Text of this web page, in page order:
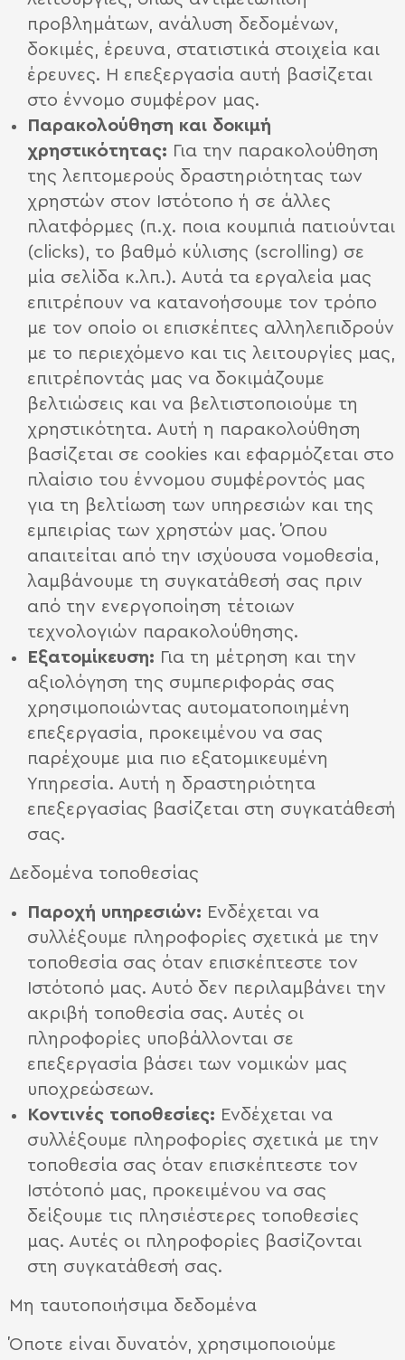
προβλημάτων, ανάλυση δεδομένων,
δοκιμές, έρευνα, στατιστικά στοιχεία και
έρευνες. Η επεξεργασία αυτή βασίζεται
στο έννομο συμφέρον μας.
Παρακολούθηση και δοκιμή
χρηστικότητας: Για την παρακολούθηση
της λεπτομερούς δραστηριότητας των
χρηστών στον Ιστότοπο ή σε άλλες
πλατφόρμες (π.χ. ποια κουμπιά πατιούνται
(clicks), το βαθμό κύλισης (scrolling) σε
μία σελίδα κ.λπ.). Αυτά τα εργαλεία μας
επιτρέπουν να κατανοήσουμε τον τρόπο
με τον οποίο οι επισκέπτες αλληλεπιδρούν
με το περιεχόμενο και τις λειτουργίες μας,
επιτρέποντάς μας να δοκιμάζουμε
βελτιώσεις και να βελτιστοποιούμε τη
χρηστικότητα. Αυτή η παρακολούθηση
βασίζεται σε cookies και εφαρμόζεται στο
πλαίσιο του έννομου συμφέροντός μας
για τη βελτίωση των υπηρεσιών και της
εμπειρίας των χρηστών μας. Όπου
απαιτείται από την ισχύουσα νομοθεσία,
λαμβάνουμε τη συγκατάθεσή σας πριν
από την ενεργοποίηση τέτοιων
τεχνολογιών παρακολούθησης.
Εξατομίκευση: Για τη μέτρηση και την
αξιολόγηση της συμπεριφοράς σας
χρησιμοποιώντας αυτοματοποιημένη
επεξεργασία, προκειμένου να σας
παρέχουμε μια πιο εξατομικευμένη
Υπηρεσία. Αυτή η δραστηριότητα
επεξεργασίας βασίζεται στη συγκατάθεσή
σας.
Δεδομένα τοποθεσίας
Παροχή υπηρεσιών: Ενδέχεται να
συλλέξουμε πληροφορίες σχετικά με την
τοποθεσία σας όταν επισκέπτεστε τον
Ιστότοπό μας. Αυτό δεν περιλαμβάνει την
ακριβή τοποθεσία σας. Αυτές οι
πληροφορίες υποβάλλονται σε
επεξεργασία βάσει των νομικών μας
υποχρεώσεων.
Κοντινές τοποθεσίες: Ενδέχεται να
συλλέξουμε πληροφορίες σχετικά με την
τοποθεσία σας όταν επισκέπτεστε τον
Ιστότοπό μας, προκειμένου να σας
δείξουμε τις πλησιέστερες τοποθεσίες
μας. Αυτές οι πληροφορίες βασίζονται
στη συγκατάθεσή σας.
Μη ταυτοποιήσιμα δεδομένα
Όποτε είναι δυνατόν, χρησιμοποιούμε